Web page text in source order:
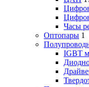
Часы
Оптопары 1
IGBT